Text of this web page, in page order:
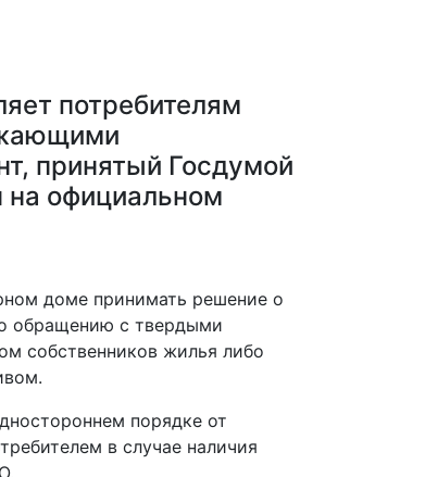
потребителям
принятый Госдумой
на официальном
доме принимать решение о
обращению с твердыми
собственников жилья либо
порядке от
в случае наличия